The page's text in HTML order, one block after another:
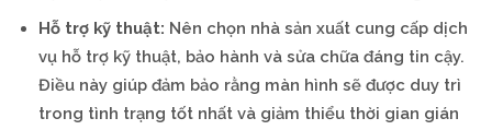
Hỗ trợ kỹ thuật: Nên chọn nhà sản xuất cung cấp dịch
vụ hỗ trợ kỹ thuật, bảo hành và sửa chữa đáng tin cậy.
Điều này giúp đảm bảo rằng màn hình sẽ được duy trì
trong tình trạng tốt nhất và giảm thiểu thời gian gián